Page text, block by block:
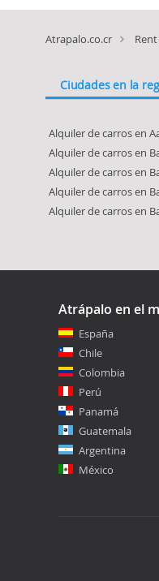
Atrapalo.co.cr
Ciudades en la
Alquiler de carros en
Alquiler de carros en
Alquiler de carros en
Alquiler de carros en
Alquiler de carros en
Atrápalo en el
España
Chile
Colombia
Perú
Panamá
Guatemala
Argentina
México